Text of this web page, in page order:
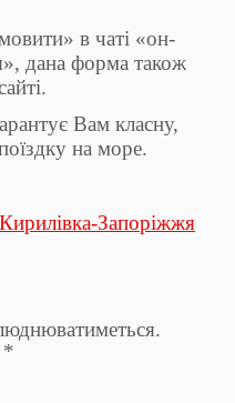
в чаті «он-
дана форма також
Вам класну,
на море.
Кирилівка-Запоріжжя
*